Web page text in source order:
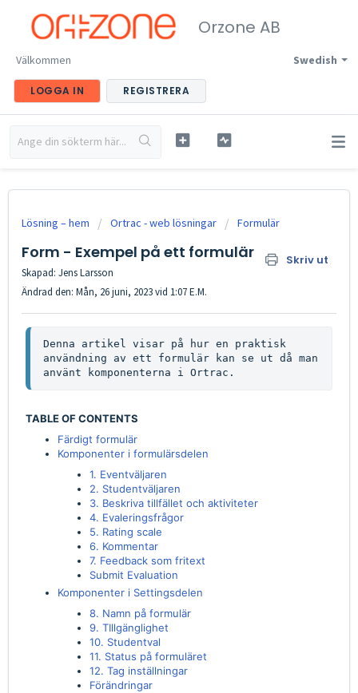
Orzone AB
Swedish
Välkommen
LOGGA IN REGISTRERA
Lösning – hem Ortrac - web lösningar Formulär
Form - Exempel på ett formulär Skriv ut
Skapad: Jens Larsson
Ändrad den: Mån, 26 juni, 2023 vid 1:07 E.M.
Denna artikel visar på hur en praktisk
användning av ett formulär kan se ut då man
använt komponenterna i Ortrac.
TABLE OF CONTENTS
Färdigt formulär
Komponenter i formulärsdelen
1. Eventväljaren
2. Studentväljaren
3. Beskriva tillfället och aktiviteter
4. Evaleringsfrågor
5. Rating scale
6. Kommentar
7. Feedback som fritext
Submit Evaluation
Komponenter i Settingsdelen
8. Namn på formulär
9. TIllgänglighet
10. Studentval
11. Status på formuläret
12. Tag inställningar
Förändringar